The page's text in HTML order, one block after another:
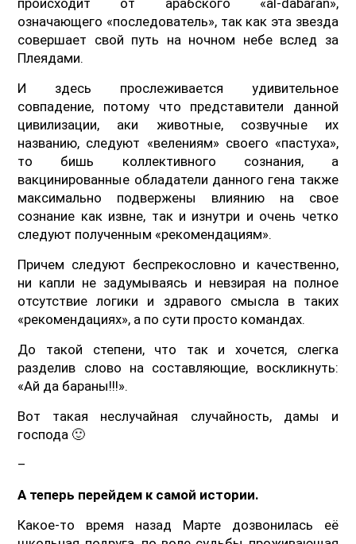
означающего «последователь», так как эта звезда
совершает свой путь на ночном небе вслед за
Плеядами.
И здесь прослеживается удивительное
совпадение, потому что представители данной
цивилизации, аки животные, созвучные их
названию, следуют «велениям» своего «пастуха»,
то бишь коллективного сознания, а
вакцинированные обладатели данного гена также
максимально подвержены влиянию на свое
сознание как извне, так и изнутри и очень четко
следуют полученным «рекомендациям».
Причем следуют беспрекословно и качественно,
ни капли не задумываясь и невзирая на полное
отсутствие логики и здравого смысла в таких
«рекомендациях», а по сути просто командах.
До такой степени, что так и хочется, слегка
разделив слово на составляющие, воскликнуть:
«Ай да бараны!!!».
Вот такая неслучайная случайность, дамы и
господа 🙂
–
А теперь перейдем к самой истории.
Какое-то время назад Марте дозвонилась её